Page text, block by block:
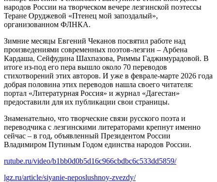
народов России на творческом вечере лезгинской поэтессы
Теране Оруджевой «Птенец мой запоздалый»,
организованном ФЛНКА.
Зимние месяцы Евгений Чеканов посвятил работе над
произведениями современных поэтов-лезгин – Арбена
Кардаша, Сейфудина Шахпазова, Риммы Гаджимурадовой. В
итоге из-под его пера вышло около 70 переводов
стихотворений этих авторов. И уже в феврале-марте 2026 года
добрая половина этих переводов нашла своего читателя:
портал «Литературная Россия» и журнал «Дагестан»
предоставили для их публикации свои страницы.
Знаменательно, что творческие связи русского поэта и
переводчика с лезгинскими литераторами крепнут именно
сейчас – в год, объявленный Президентом России
Владимиром Путиным Годом единства народов России.
rutube.ru/video/b1bb0d0b5d16c966cbdbc6c533dd5859/
lgz.ru/article/siyanie-neposlushnoy-zvezdy/